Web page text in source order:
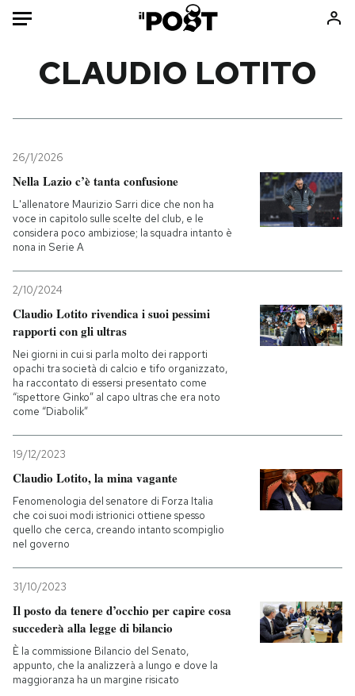
Mondo
Politica
Tecnologia
Internet
Scienza
Cultura
Economia
Sport
Consumismi
Storie/Idee
Ok Boomer!
Europa
Mondiali calcio 2026
PODCAST
NEWSLETTER
SHOP
CALENDARIO
AREA PERSONALE
Entra
CLAUDIO LOTITO
26/1/2026
Nella Lazio c’è tanta confusione
L'allenatore Maurizio Sarri dice che non ha
voce in capitolo sulle scelte del club, e le
considera poco ambiziose; la squadra intanto è
nona in Serie A
2/10/2024
Claudio Lotito rivendica i suoi pessimi
rapporti con gli ultras
Nei giorni in cui si parla molto dei rapporti
opachi tra società di calcio e tifo organizzato,
ha raccontato di essersi presentato come
“ispettore Ginko” al capo ultras che era noto
come “Diabolik”
19/12/2023
Claudio Lotito, la mina vagante
Fenomenologia del senatore di Forza Italia
che coi suoi modi istrionici ottiene spesso
quello che cerca, creando intanto scompiglio
nel governo
31/10/2023
Il posto da tenere d’occhio per capire cosa
succederà alla legge di bilancio
È la commissione Bilancio del Senato,
appunto, che la analizzerà a lungo e dove la
maggioranza ha un margine risicato